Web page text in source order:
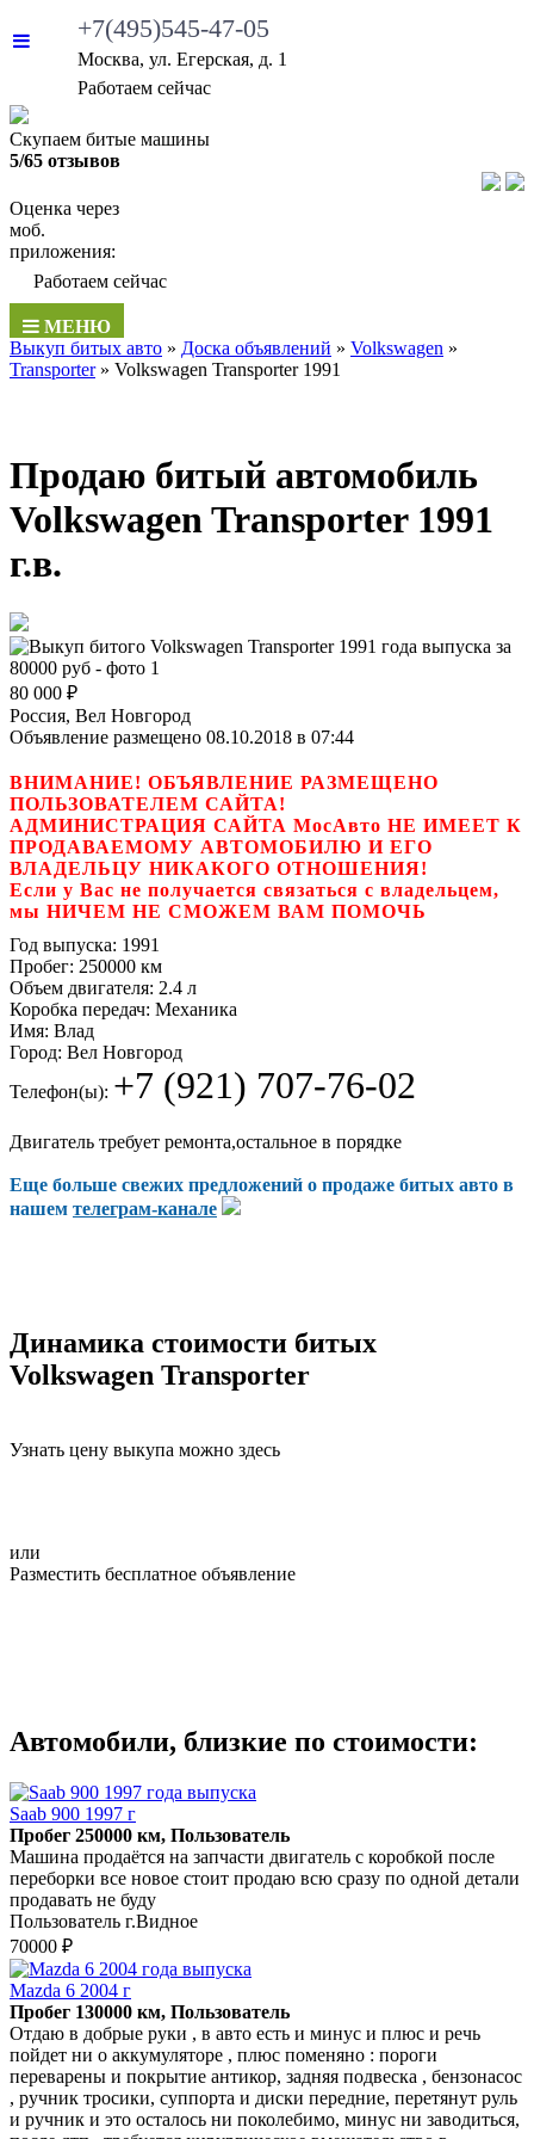
+7(495)545-47-05
Москва, ул. Егерская, д. 1
Работаем сейчас
Скупаем битые машины
5/65 отзывов
Оценка через
моб.
приложения:
Работаем сейчас
МЕНЮ
Выкуп битых авто » Доска объявлений » Volkswagen »
Transporter» Volkswagen Transporter 1991
Продаю битый автомобиль
Volkswagen Transporter 1991
г.в.
80 000 ₽
Россия, Вел Новгород
Объявление размещено 08.10.2018 в 07:44
ВНИМАНИЕ! ОБЪЯВЛЕНИЕ РАЗМЕЩЕНО
ПОЛЬЗОВАТЕЛЕМ САЙТА!
АДМИНИСТРАЦИЯ САЙТА МосАвто НЕ ИМЕЕТ К
ПРОДАВАЕМОМУ АВТОМОБИЛЮ И ЕГО
ВЛАДЕЛЬЦУ НИКАКОГО ОТНОШЕНИЯ!
Если у Вас не получается связаться с владельцем,
мы НИЧЕМ НЕ СМОЖЕМ ВАМ ПОМОЧЬ
Год выпуска: 1991
Пробег: 250000 км
Объем двигателя: 2.4 л
Коробка передач: Механика
Имя: Влад
Город: Вел Новгород
Телефон(ы): +7 (921) 707-76-02
Двигатель требует ремонта,остальное в порядке
Еще больше свежих предложений о продаже битых авто в
нашем телеграм-канале
Динамика стоимости битых
Volkswagen Transporter
Узнать цену выкупа можно здесь
или
Разместить бесплатное объявление
Автомобили, близкие по стоимости:
Saab 900 1997 г
Пробег 250000 км, Пользователь
Машина продаётся на запчасти двигатель с коробкой после
переборки все новое стоит продаю всю сразу по одной детали
продавать не буду
Пользователь г.Видное
70000 ₽
Mazda 6 2004 г
Пробег 130000 км, Пользователь
Отдаю в добрые руки , в авто есть и минус и плюс и речь
пойдет ни о аккумуляторе , плюс поменяно : пороги
переварены и покрытие антикор, задняя подвеска , бензонасос
, ручник тросики, суппорта и диски передние, перетянут руль
и ручник и это осталось ни поколебимо, минус ни заводиться,